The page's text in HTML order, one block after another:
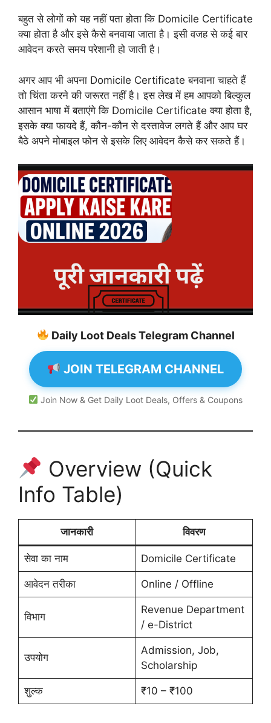
बहुत से लोगों को यह नहीं पता होता कि Domicile Certificate
क्या होता है और इसे कैसे बनवाया जाता है। इसी वजह से कई बार
आवेदन करते समय परेशानी हो जाती है।
अगर आप भी अपना Domicile Certificate बनवाना चाहते हैं
तो चिंता करने की जरूरत नहीं है। इस लेख में हम आपको बिल्कुल
आसान भाषा में बताएंगे कि Domicile Certificate क्या होता है,
इसके क्या फायदे हैं, कौन-कौन से दस्तावेज लगते हैं और आप घर
बैठे अपने मोबाइल फोन से इसके लिए आवेदन कैसे कर सकते हैं।
Daily Loot Deals Telegram Channel
JOIN TELEGRAM CHANNEL
Join Now & Get Daily Loot Deals, Offers & Coupons
Overview (Quick
Info Table)
जानकारी विवरण
सेवा का नाम Domicile Certificate
आवेदन तरीका Online / Offline
विभाग
Revenue Department
/ e-District
उपयोग
Admission, Job,
Scholarship
शुल्क ₹10 – ₹100